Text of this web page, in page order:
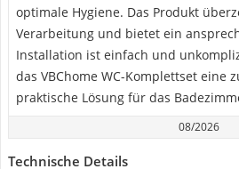
optimale Hygiene. Das Produkt
Verarbeitung und bietet ein
Installation ist einfach und
das VBChome WC-Komplettset eine
praktische Lösung für das
08/2026
Technische Details